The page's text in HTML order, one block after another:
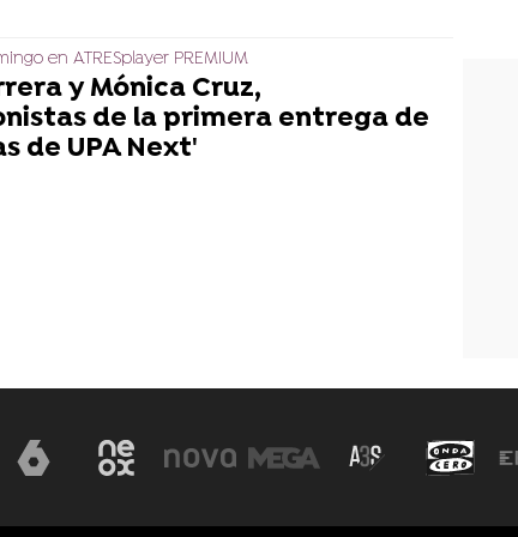
en ATRESplayer PREMIUM
y Mónica Cruz,
de la primera entrega de
de UPA Next'